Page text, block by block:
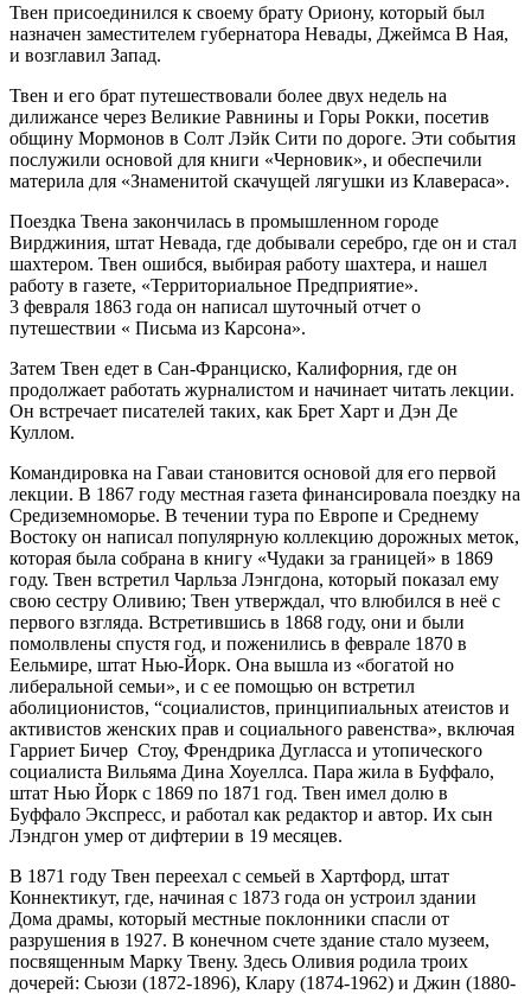
Твен присоединился к своему брату Ориону, который был
назначен заместителем губернатора Невады, Джеймса В Ная,
и возглавил Запад.
Твен и его брат путешествовали более двух недель на
дилижансе через Великие Равнины и Горы Рокки, посетив
общину Мормонов в Солт Лэйк Сити по дороге. Эти события
послужили основой для книги «Черновик», и обеспечили
материла для «Знаменитой скачущей лягушки из Клавераса».
Поездка Твена закончилась в промышленном городе
Вирджиния, штат Невада, где добывали серебро, где он и стал
шахтером. Твен ошибся, выбирая работу шахтера, и нашел
работу в газете, «Территориальное Предприятие».
3 февраля 1863 года он написал шуточный отчет о
путешествии « Письма из Карсона».
Затем Твен едет в Сан-Франциско, Калифорния, где он
продолжает работать журналистом и начинает читать лекции.
Он встречает писателей таких, как Брет Харт и Дэн Де
Куллом.
Командировка на Гаваи становится основой для его первой
лекции. В 1867 году местная газета финансировала поездку на
Средиземноморье. В течении тура по Европе и Среднему
Востоку он написал популярную коллекцию дорожных меток,
которая была собрана в книгу «Чудаки за границей» в 1869
году. Твен встретил Чарльза Лэнгдона, который показал ему
свою сестру Оливию; Твен утверждал, что влюбился в неё с
первого взгляда. Встретившись в 1868 году, они и были
помолвлены спустя год, и поженились в феврале 1870 в
Еельмире, штат Нью-Йорк. Она вышла из «богатой но
либеральной семьи», и с ее помощью он встретил
аболиционистов, “социалистов, принципиальных атеистов и
активистов женских прав и социального равенства», включая
Гарриет Бичер Стоу, Френдрика Дугласса и утопического
социалиста Вильяма Дина Хоуеллса. Пара жила в Буффало,
штат Нью Йорк с 1869 по 1871 год. Твен имел долю в
Буффало Экспресс, и работал как редактор и автор. Их сын
Лэндгон умер от дифтерии в 19 месяцев.
В 1871 году Твен переехал с семьей в Хартфорд, штат
Коннектикут, где, начиная с 1873 года он устроил здании
Дома драмы, который местные поклонники спасли от
разрушения в 1927. В конечном счете здание стало музеем,
посвященным Марку Твену. Здесь Оливия родила троих
дочерей: Сьюзи (1872-1896), Клару (1874-1962) и Джин (1880-